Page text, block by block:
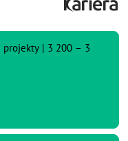
projekty | 3 200 – 3